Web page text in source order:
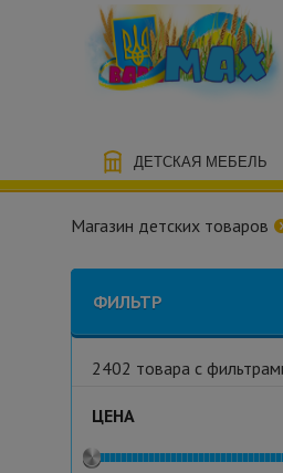
ДЕТСКАЯ МЕБЕЛЬ
Магазин детских товаров
ФИЛЬТР
2402 товара с
ЦЕНА